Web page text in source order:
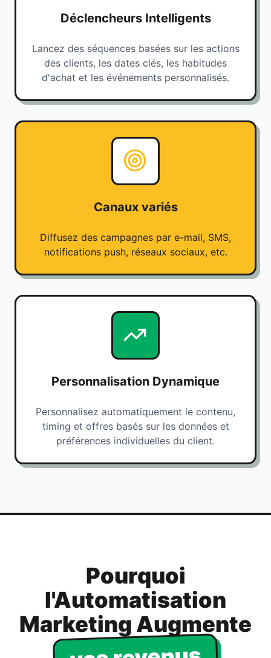
Déclencheurs Intelligents
Lancez des séquences basées sur les actions
des clients, les dates clés, les habitudes
d'achat et les événements personnalisés.
Canaux variés
Diffusez des campagnes par e-mail, SMS,
notifications push, réseaux sociaux, etc.
Personnalisation Dynamique
Personnalisez automatiquement le contenu,
timing et offres basés sur les données et
préférences individuelles du client.
Pourquoi
l'Automatisation
Marketing Augmente